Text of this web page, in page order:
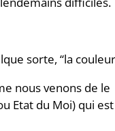
sorte, “la
nous venons de le
Etat du Moi) qui est